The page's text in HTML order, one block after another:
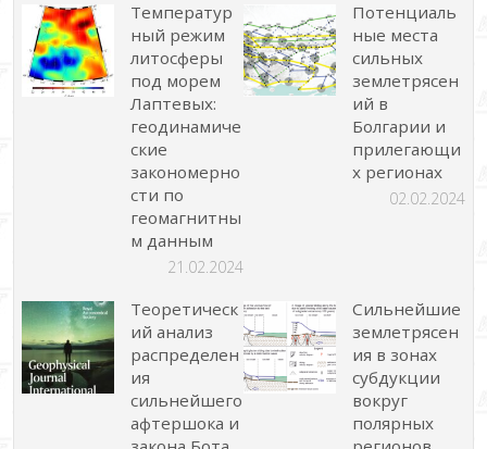
Температур
ный режим
литосферы
под морем
Лаптевых:
геодинамиче
ские
закономерно
сти по
геомагнитны
м данным
21.02.2024
Потенциаль
ные места
сильных
землетрясен
ий в
Болгарии и
прилегающи
х регионах
02.02.2024
Теоретическ
ий анализ
распределен
ия
сильнейшего
афтершока и
Сильнейшие
землетрясен
ия в зонах
субдукции
вокруг
полярных